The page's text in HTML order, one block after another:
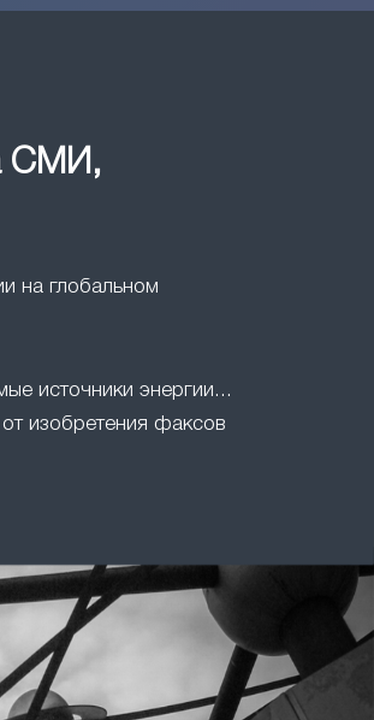
СМИ,
на глобальном
источники энергии...
изобретения факсов